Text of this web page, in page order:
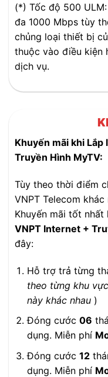
(*) Tốc độ 500
đa 1000 Mbps tùy
chủng loại thiết bị
thuộc vào điều kiện
dịch vụ.
Khuyến mãi khi
Truyền Hình MyTV:
Tùy theo thời điểm
VNPT Telecom
Khuyến mãi tốt nhất
VNPT Internet +
đây:
Hỗ trợ trả từng
theo từng khu
này khác nhau)
Đóng cước 06
dụng. Miễn phí
Đóng cước 12
dụng. Miễn phí